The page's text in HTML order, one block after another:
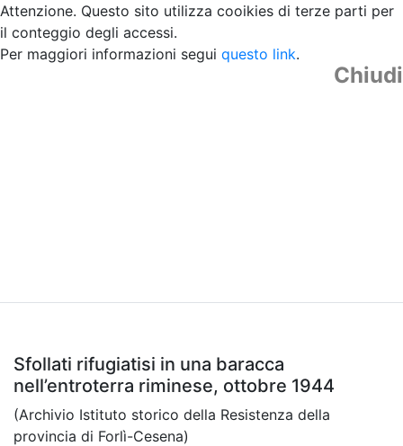
Attenzione. Questo sito utilizza cooikies di terze parti per
il conteggio degli accessi.
Per maggiori informazioni segui questo link.
Chiudi
Sfollati rifugiatisi in una baracca
nell’entroterra riminese, ottobre 1944
(Archivio Istituto storico della Resistenza della
provincia di Forlì-Cesena)